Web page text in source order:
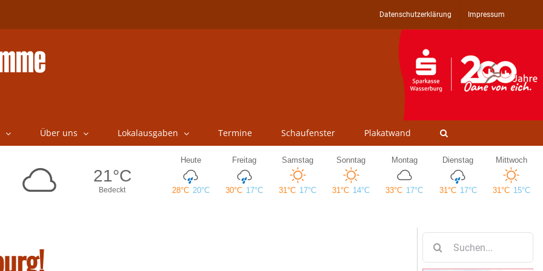
Datenschutzerklärung Impressum
Über uns Lokalausgaben Termine Schaufenster Plakatwand
nach: